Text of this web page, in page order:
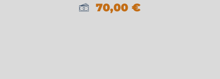
70,00 €